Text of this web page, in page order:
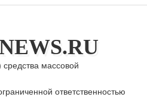
массовой
ответственностью